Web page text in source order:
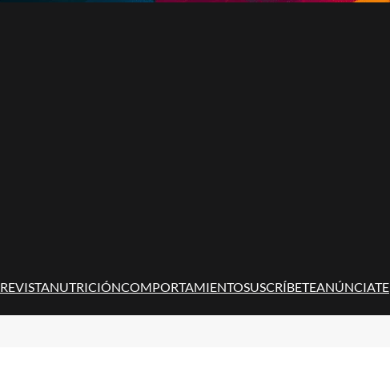
REVISTANUTRICIÓNCOMPORTAMIENTOSUSCRÍBETEANÚNCIATE